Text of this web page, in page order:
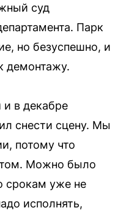
суд
Парк
но безуспешно, и
демонтажу.
в декабре
снести сцену. Мы
потому что
Можно было
срокам уже не
исполнять,